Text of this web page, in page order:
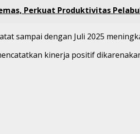
Perkuat Produktivitas
sampai dengan Juli 2025
kinerja positif